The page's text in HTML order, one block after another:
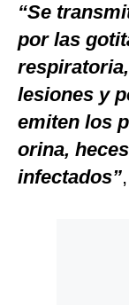
“Se
por las
lesiones y
emiten los
orina,
infectados”